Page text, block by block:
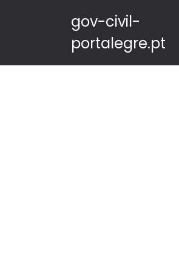
gov-civil-
portalegre.pt